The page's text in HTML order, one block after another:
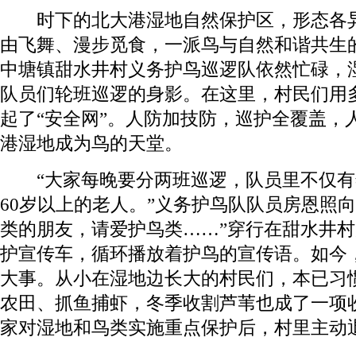
时下的北大港湿地自然保护区，形态各
由飞舞、漫步觅食，一派鸟与自然和谐共生
中塘镇甜水井村义务护鸟巡逻队依然忙碌，
队员们轮班巡逻的身影。在这里，村民们用
起了“安全网”。人防加技防，巡护全覆盖，
港湿地成为鸟的天堂。
“大家每晚要分两班巡逻，队员里不仅有
60岁以上的老人。”义务护鸟队队员房恩照
类的朋友，请爱护鸟类……”穿行在甜水井
护宣传车，循环播放着护鸟的宣传语。如今
大事。从小在湿地边长大的村民们，本已习
农田、抓鱼捕虾，冬季收割芦苇也成了一项
家对湿地和鸟类实施重点保护后，村里主动